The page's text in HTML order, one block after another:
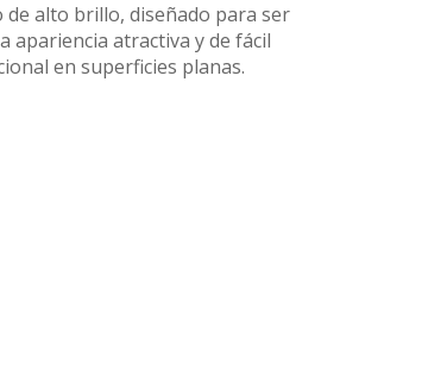
de alto brillo, diseñado para ser
apariencia atractiva y de fácil
en superficies planas.